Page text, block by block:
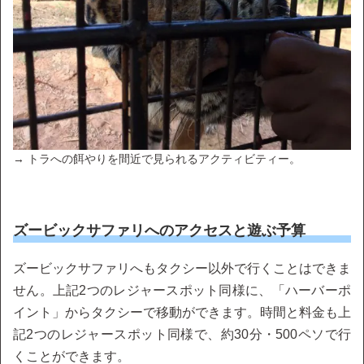
→ トラへの餌やりを間近で見られるアクティビティー。
ズービックサファリへのアクセスと遊ぶ予算
ズービックサファリへもタクシー以外で行くことはできま
せん。上記2つのレジャースポット同様に、「ハーバーポ
イント」からタクシーで移動ができます。時間と料金も上
記2つのレジャースポット同様で、約30分・500ペソで行
くことができます。